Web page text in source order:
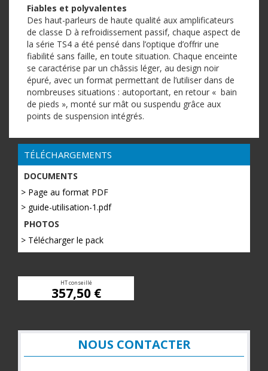
Fiables et polyvalentes
Des haut-parleurs de haute qualité aux amplificateurs
de classe D à refroidissement passif, chaque aspect de
la série TS4 a été pensé dans l’optique d’offrir une
fiabilité sans faille, en toute situation. Chaque enceinte
se caractérise par un châssis léger, au design noir
épuré, avec un format permettant de l’utiliser dans de
nombreuses situations : autoportant, en retour « bain
de pieds », monté sur mât ou suspendu grâce aux
points de suspension intégrés.
TÉLÉCHARGEMENTS
DOCUMENTS
> Page au format PDF
> guide-utilisation-1.pdf
PHOTOS
> Télécharger le pack
HT conseillé
357,50 €
NOUS CONTACTER